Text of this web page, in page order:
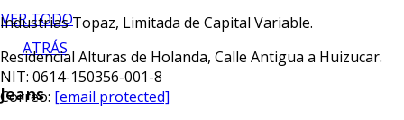
VER TODO
ATRÁS
Jeans
Industrias Topaz, Limitada de Capital Variable.
Residencial Alturas de Holanda, Calle Antigua a Huizucar.
NIT: 0614-150356-001-8
Correo: [email protected]